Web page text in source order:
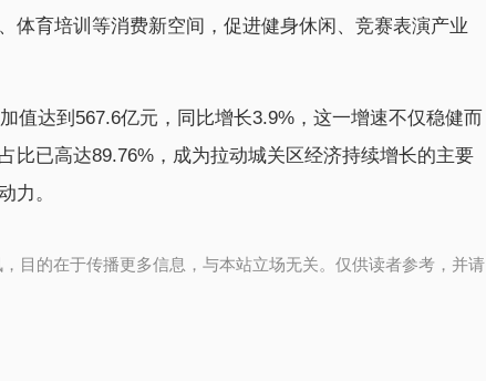
体育培训等消费新空间，促进健身休闲、竞赛表演产业
值达到567.6亿元，同比增长3.9%，这一增速不仅稳健而
比已高达89.76%，成为拉动城关区经济持续增长的主要
力。
目的在于传播更多信息，与本站立场无关。仅供读者参考，并请